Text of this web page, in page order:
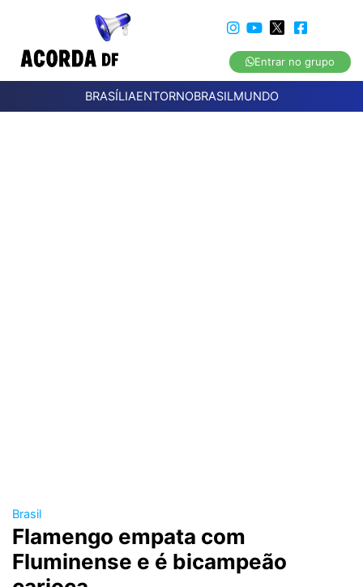
Entrar no grupo
BRASÍLIAENTORNOBRASILMUNDO
Brasil
Flamengo empata com
Fluminense e é bicampeão